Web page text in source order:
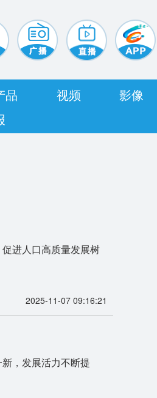
品 视频
影像
进人口高质量发展树
2025-11-07 09:16:21
，发展活力不断提